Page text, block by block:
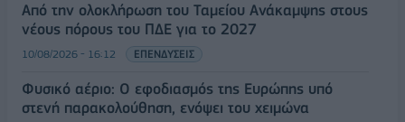
Από την ολοκλήρωση του Ταμείου Ανάκαμψης στους
νέους πόρους του ΠΔΕ για το 2027
10/08/2026 - 16:12 ΕΠΕΝΔΥΣΕΙΣ
Φυσικό αέριο: Ο εφοδιασμός της Ευρώπης υπό
στενή παρακολούθηση, ενόψει του χειμώνα